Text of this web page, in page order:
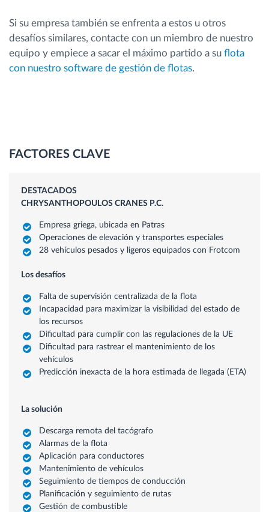
Si su empresa también se enfrenta a estos u otros
desafíos similares, contacte con un miembro de nuestro
equipo y empiece a sacar el máximo partido a su flota
con nuestro software de gestión de flotas.
FACTORES CLAVE
DESTACADOS
CHRYSANTHOPOULOS CRANES P.C.
Empresa griega, ubicada en Patras
Operaciones de elevación y transportes especiales
28 vehículos pesados y ligeros equipados con Frotcom
Los desafíos
Falta de supervisión centralizada de la flota
Incapacidad para maximizar la visibilidad del estado de
los recursos
Dificultad para cumplir con las regulaciones de la UE
Dificultad para rastrear el mantenimiento de los
vehículos
Predicción inexacta de la hora estimada de llegada (ETA)
La solución
Descarga remota del tacógrafo
Alarmas de la flota
Aplicación para conductores
Mantenimiento de vehículos
Seguimiento de tiempos de conducción
Planificación y seguimiento de rutas
Gestión de combustible